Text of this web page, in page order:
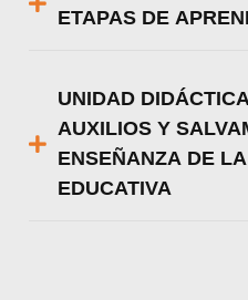
ETAPAS DE
UNIDAD
AUXILIOS Y
ENSEÑANZA DE
EDUCATIVA